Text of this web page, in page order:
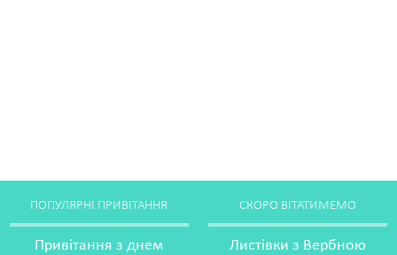
ПОПУЛЯРНІ ПРИВІТАННЯ
Привітання з днем
СКОРО ВІТАТИМЕМО
Листівки з Вербною